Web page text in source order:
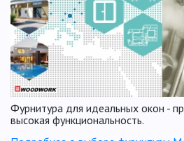
Фурнитура для идеальных окон -
высокая функциональность.